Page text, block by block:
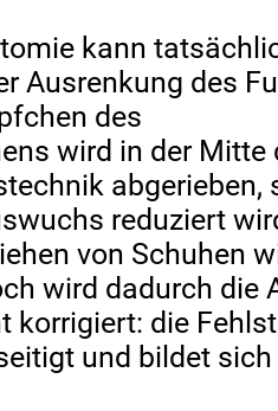
kann
Ausrenkung des
des
wird in der Mitte
abgerieben,
reduziert
von Schuhen
wird dadurch die
korrigiert: die
und bildet